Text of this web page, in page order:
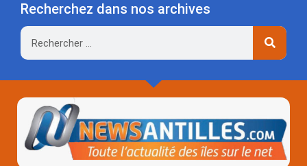
Recherchez dans nos archives
Rechercher